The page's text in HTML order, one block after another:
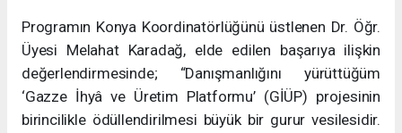
Programın Konya Koordinatörlüğünü üstlenen Dr. Öğr.
Üyesi Melahat Karadağ, elde edilen başarıya ilişkin
değerlendirmesinde; “Danışmanlığını yürüttüğüm
‘Gazze İhyâ ve Üretim Platformu’ (GİÜP) projesinin
birincilikle ödüllendirilmesi büyük bir gurur vesilesidir.